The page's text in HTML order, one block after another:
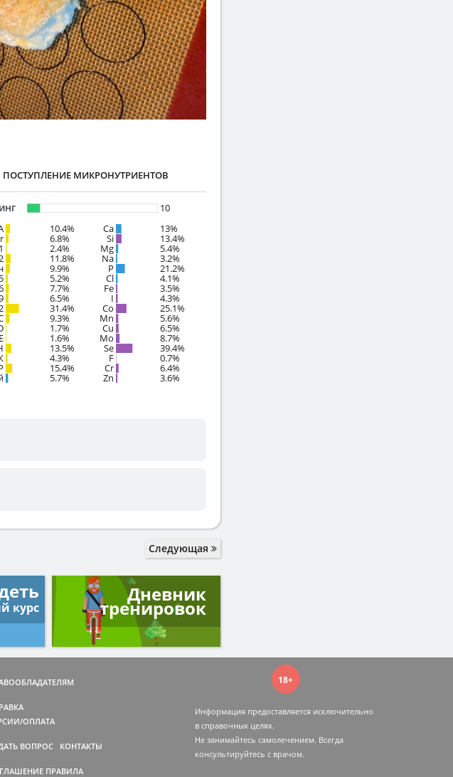
ПОСТУПЛЕНИЕ МИКРОНУТРИЕНТОВ
10
10.4%
6.8%
2.4%
11.8%
9.9%
5.2%
7.7%
6.5%
31.4%
9.3%
1.7%
E 1.6%
13.5%
4.3%
15.4%
5.7%
Ca 13%
Si 13.4%
Mg 5.4%
Na 3.2%
P 21.2%
Cl 4.1%
Fe 3.5%
I 4.3%
Co 25.1%
Mn 5.6%
Cu 6.5%
Mo 8.7%
Se 39.4%
F 0.7%
Cr 6.4%
Zn 3.6%
Следующая
курс
Дневник
тренировок
ОПЛАТА
ВОПРОС КОНТАКТЫ
ПРАВИЛА
18+
Информация предоставляется исключительно
в справочных целях.
Не занимайтесь самолечением. Всегда
консультируйтесь c врачом.